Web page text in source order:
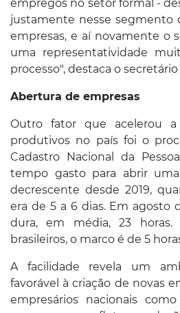
empregos no setor formal -
justamente nesse segmento
empresas, e aí novamente o
uma representatividade
processo", destaca o
Abertura de empresas
Outro fator que acelerou a
produtivos no país foi o
Cadastro Nacional da
tempo gasto para abrir
decrescente desde 2019,
era de 5 a 6 dias. Em agosto
dura, em média, 23 horas.
brasileiros, o marco é de 5
A facilidade revela um
favorável à criação de novas
empresários nacionais